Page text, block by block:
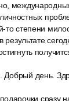
то степени
результате
Добрый день.
сразу